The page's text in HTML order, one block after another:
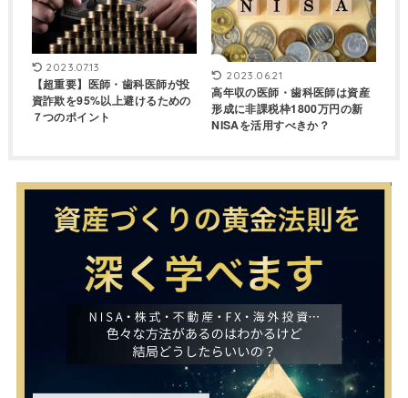
2023.07.13
【超重要】医師・歯科医師が投
資詐欺を95%以上避けるための
７つのポイント
2023.06.21
高年収の医師・歯科医師は資産
形成に非課税枠1800万円の新
NISAを活用すべきか？